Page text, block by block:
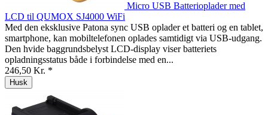
Micro USB Batterioplader med
LCD til QUMOX SJ4000 WiFi
Med den eksklusive Patona sync USB oplader et batteri og en tablet,
smartphone, kan mobiltelefonen oplades samtidigt via USB-udgang.
Den hvide baggrundsbelyst LCD-display viser batteriets
opladningsstatus både i forbindelse med en...
246,50 Kr. *
Husk